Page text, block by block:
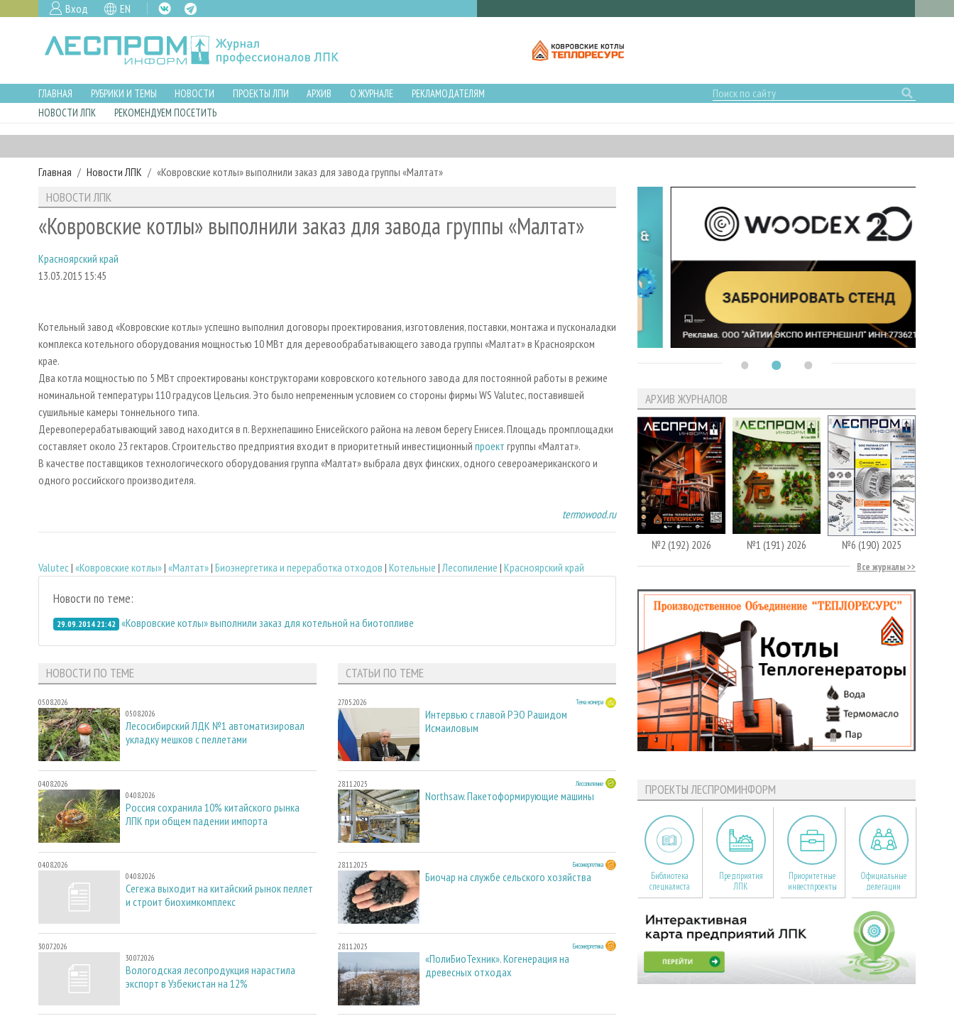
Вход EN
ГЛАВНАЯ РУБРИКИ И ТЕМЫ НОВОСТИ ПРОЕКТЫ ЛПИ АРХИВ О ЖУРНАЛЕ
РЕКЛАМОДАТЕЛЯМ
НОВОСТИ ЛПК
РЕКОМЕНДУЕМ ПОСЕТИТЬ
Главная Новости ЛПК «Ковровские котлы» выполнили заказ для завода группы «Малтат»
НОВОСТИ ЛПК
«Ковровские котлы» выполнили заказ для завода группы «Малтат»
Красноярский край
13.03.2015 15:45
Котельный завод «Ковровские котлы» успешно выполнил договоры проектирования, изготовления, поставки, монтажа и пусконаладки
комплекса котельного оборудования мощностью 10 МВт для деревообрабатывающего завода группы «Малтат» в Красноярском
крае.
Два котла мощностью по 5 МВт спроектированы конструкторами ковровского котельного завода для постоянной работы в режиме
номинальной температуры 110 градусов Цельсия. Это было непременным условием со стороны фирмы WS Valutec, поставившей
сушильные камеры тоннельного типа.
Деревоперерабатывающий завод находится в п. Верхнепашино Енисейского района на левом берегу Енисея. Площадь промплощадки
составляет около 23 гектаров. Строительство предприятия входит в приоритетный инвестиционный проект группы «Малтат».
В качестве поставщиков технологического оборудования группа «Малтат» выбрала двух финских, одного североамериканского и
одного российского производителя.
termowood.ru
Valutec| «Ковровские котлы»| «Малтат»| Биoэнергетика и переработка отходов | Котельные | Лесопиление | Красноярский край
Новости по теме:
29.09.2014 21:42 «Ковровские котлы» выполнили заказ для котельной на биотопливе
НОВОСТИ ПО ТЕМЕ
05.08.2026
05.08.2026
Лесосибирский ЛДК №1 автоматизировал
укладку мешков с пеллетами
04.08.2026
04.08.2026
Россия сохранила 10% китайского рынка
ЛПК при общем падении импорта
04.08.2026
04.08.2026
Сегежа выходит на китайский рынок пеллет
и строит биохимкомплекс
30.07.2026
30.07.2026
Вологодская лесопродукция нарастила
экспорт в Узбекистан на 12%
СТАТЬИ ПО ТЕМЕ
27.05.2026 Тема номера
Интервью с главой РЭО Рашидом
Исмаиловым
28.11.2025 Лесопиление
Northsaw. Пакетоформирующие машины
28.11.2025 Биоэнергетика
Биочар на службе сельского хозяйства
28.11.2025 Биоэнергетика
«ПолиБиоТехник». Когенерация на
древесных отходах
АРХИВ ЖУРНАЛОВ
№2 (192) 2026 №1 (191) 2026 №6 (190) 2025
Все журналы
ПРОЕКТЫ ЛЕСПРОМИНФОРМ
Библиотека
специалиста
Предприятия
ЛПК
Приоритетные
инвестпроекты
Официальные
делегации